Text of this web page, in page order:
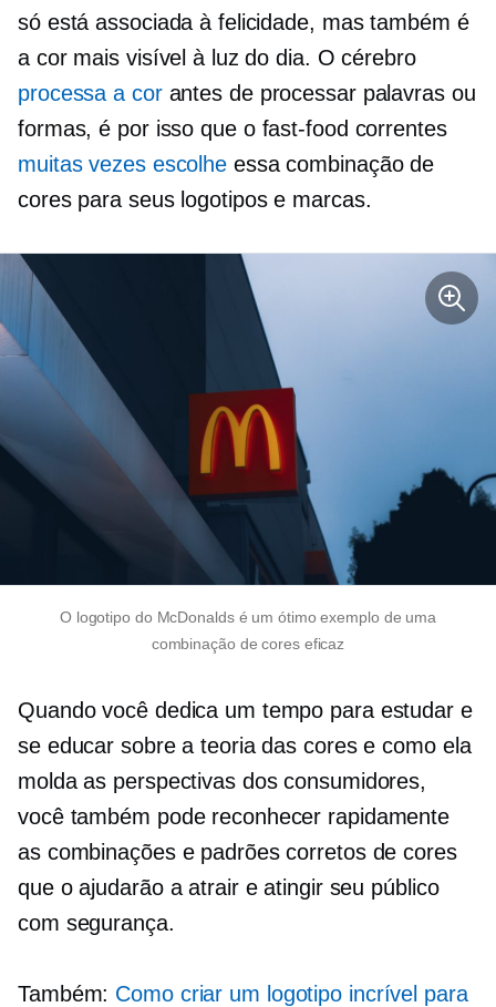
só está associada à felicidade, mas também é
a cor mais visível à luz do dia. O cérebro
processa a corantes de processar palavras ou
formas, é por isso que o fast-food correntes
muitas vezes escolhe essa combinação de
cores para seus logotipos e marcas.
O logotipo do McDonalds é um ótimo exemplo de uma
combinação de cores eficaz
Quando você dedica um tempo para estudar e
se educar sobre a teoria das cores e como ela
molda as perspectivas dos consumidores,
você também pode reconhecer rapidamente
as combinações e padrões corretos de cores
que o ajudarão a atrair e atingir seu público
com segurança.
Também: Como criar um logotipo incrível para